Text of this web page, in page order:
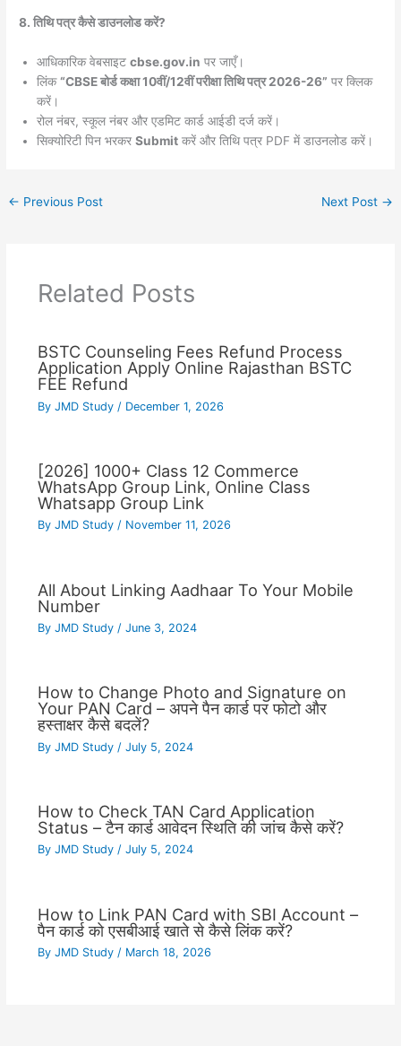
8. तिथि पत्र कैसे डाउनलोड करें?
आधिकारिक वेबसाइटcbse.gov.in पर जाएँ।
लिंक“CBSE बोर्ड कक्षा 10वीं/12वीं परीक्षा तिथि पत्र 2026-26” पर क्लिक
करें।
रोल नंबर, स्कूल नंबर और एडमिट कार्ड आईडी दर्ज करें।
सिक्योरिटी पिन भरकरSubmit करें और तिथि पत्र PDF में डाउनलोड करें।
← Previous Post Next Post →
Related Posts
BSTC Counseling Fees Refund Process
Application Apply Online Rajasthan BSTC
FEE Refund
By JMD Study / December 1, 2026
[2026] 1000+ Class 12 Commerce
WhatsApp Group Link, Online Class
Whatsapp Group Link
By JMD Study / November 11, 2026
All About Linking Aadhaar To Your Mobile
Number
By JMD Study / June 3, 2024
How to Change Photo and Signature on
Your PAN Card – अपने पैन कार्ड पर फोटो और
हस्ताक्षर कैसे बदलें?
By JMD Study / July 5, 2024
How to Check TAN Card Application
Status – टैन कार्ड आवेदन स्थिति की जांच कैसे करें?
By JMD Study / July 5, 2024
How to Link PAN Card with SBI Account –
पैन कार्ड को एसबीआई खाते से कैसे लिंक करें?
By JMD Study / March 18, 2026